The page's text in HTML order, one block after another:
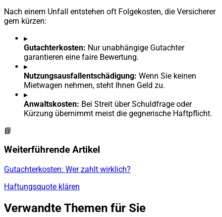
Nach einem Unfall entstehen oft Folgekosten, die Versicherer
gern kürzen:
▸
Gutachterkosten: Nur unabhängige Gutachter
garantieren eine faire Bewertung.
▸
Nutzungsausfallentschädigung: Wenn Sie keinen
Mietwagen nehmen, steht Ihnen Geld zu.
▸
Anwaltskosten: Bei Streit über Schuldfrage oder
Kürzung übernimmt meist die gegnerische Haftpflicht.
📘
Weiterführende Artikel
Gutachterkosten: Wer zahlt wirklich?
Haftungsquote klären
Verwandte Themen für Sie